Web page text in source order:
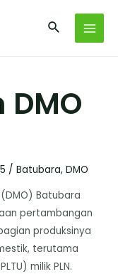
/Batubara,DMO
(DMO) Batubara
pertambangan
produksinya
terutama
milik PLN.